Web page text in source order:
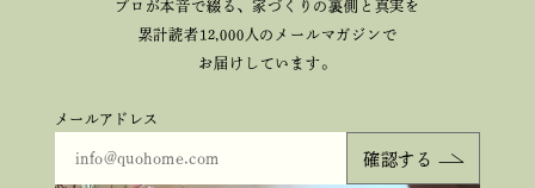
プロが本音で綴る、家づくりの裏側と真実を
累計読者12,000人のメールマガジンで
お届けしています。
メールアドレス